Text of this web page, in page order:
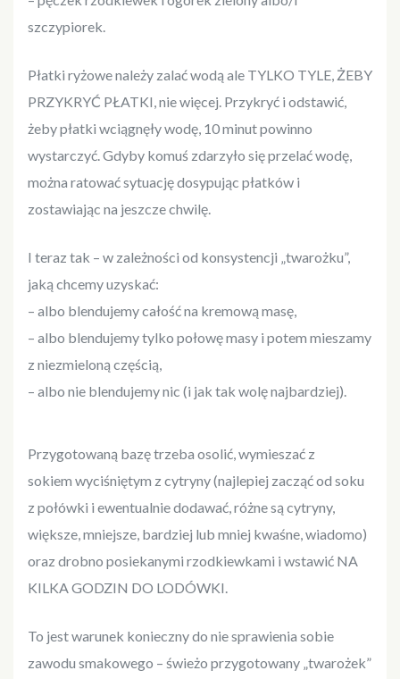
szczypiorek.
Płatki ryżowe należy zalać wodą ale TYLKO TYLE, ŻEBY
PRZYKRYĆ PŁATKI, nie więcej. Przykryć i odstawić,
żeby płatki wciągnęły wodę, 10 minut powinno
wystarczyć. Gdyby komuś zdarzyło się przelać wodę,
można ratować sytuację dosypując płatków i
zostawiając na jeszcze chwilę.
I teraz tak – w zależności od konsystencji „twarożku”,
jaką chcemy uzyskać:
– albo blendujemy całość na kremową masę,
– albo blendujemy tylko połowę masy i potem mieszamy
z niezmieloną częścią,
– albo nie blendujemy nic (i jak tak wolę najbardziej).
Przygotowaną bazę trzeba osolić, wymieszać z
sokiem wyciśniętym z cytryny (najlepiej zacząć od soku
z połówki i ewentualnie dodawać, różne są cytryny,
większe, mniejsze, bardziej lub mniej kwaśne, wiadomo)
oraz drobno posiekanymi rzodkiewkami i wstawić NA
KILKA GODZIN DO LODÓWKI.
To jest warunek konieczny do nie sprawienia sobie
zawodu smakowego – świeżo przygotowany „twarożek”